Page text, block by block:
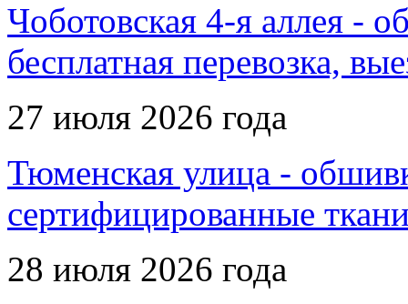
Чоботовская 4-я аллея -
бесплатная перевозка,
27 июля 2026 года
Тюменская улица -
сертифицированные
28 июля 2026 года